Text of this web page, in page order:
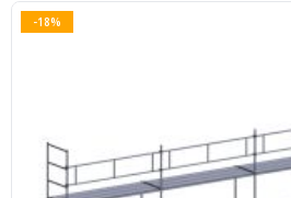
-18%